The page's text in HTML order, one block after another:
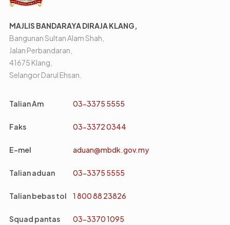
MAJLIS BANDARAYA DIRAJA KLANG,
Bangunan Sultan Alam Shah,
Jalan Perbandaran,
41675 Klang,
Selangor Darul Ehsan.
Talian Am 03-3375 5555
Faks 03-3372 0344
E-mel aduan@mbdk.gov.my
Talian aduan 03-3375 5555
Talian bebas tol 1 800 88 23826
Squad pantas 03-3370 1095